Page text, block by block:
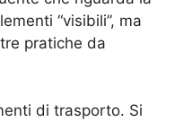
“visibili”, ma
pratiche da
di trasporto. Si